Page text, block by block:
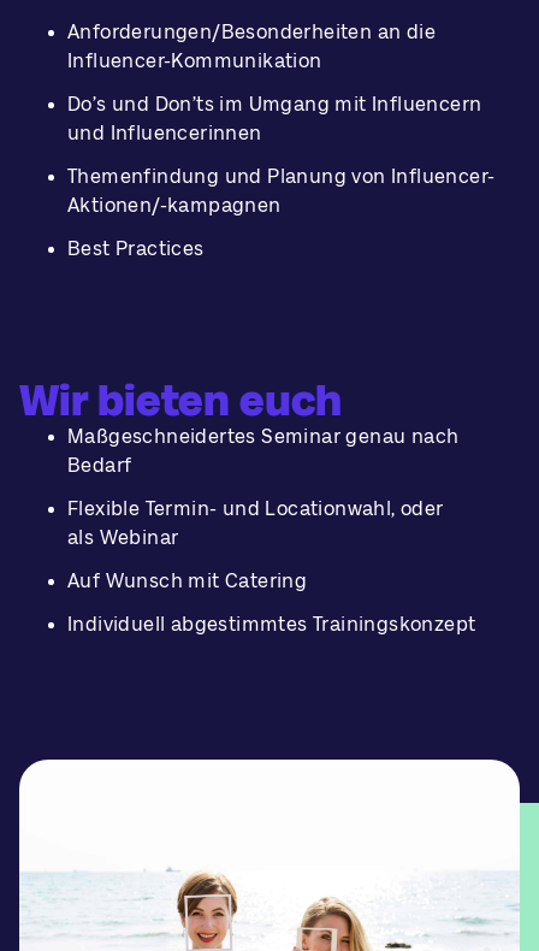
Anforderungen/Besonderheiten an die
Influencer-Kommunikation
Do’s und Don’ts im Umgang mit Influencern
und Influencerinnen
Themenfindung und Planung von Influencer-
Aktionen/-kampagnen
Best Practices
Wir bieten euch
Maßgeschneidertes Seminar genau nach
Bedarf
Flexible Termin- und Locationwahl, oder
als Webinar
Auf Wunsch mit Catering
Individuell abgestimmtes Trainingskonzept